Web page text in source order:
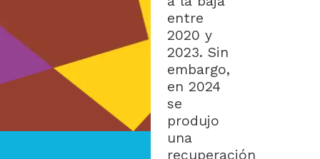
entre
2020 y
2023. Sin
embargo,
en 2024
se
produjo
una
recuperación